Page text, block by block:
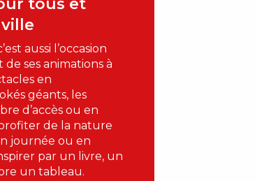
tous et
aussi l’occasion
ses animations à
en
géants, les
d’accès ou en
profiter de la nature
journée ou en
par un livre, un
un tableau.